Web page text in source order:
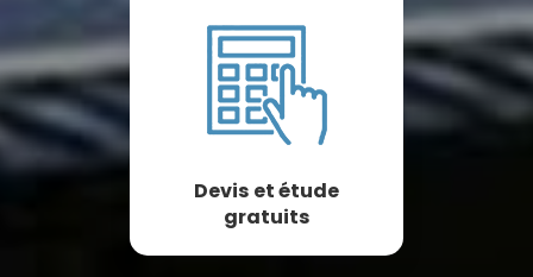
Devis et étude
gratuits